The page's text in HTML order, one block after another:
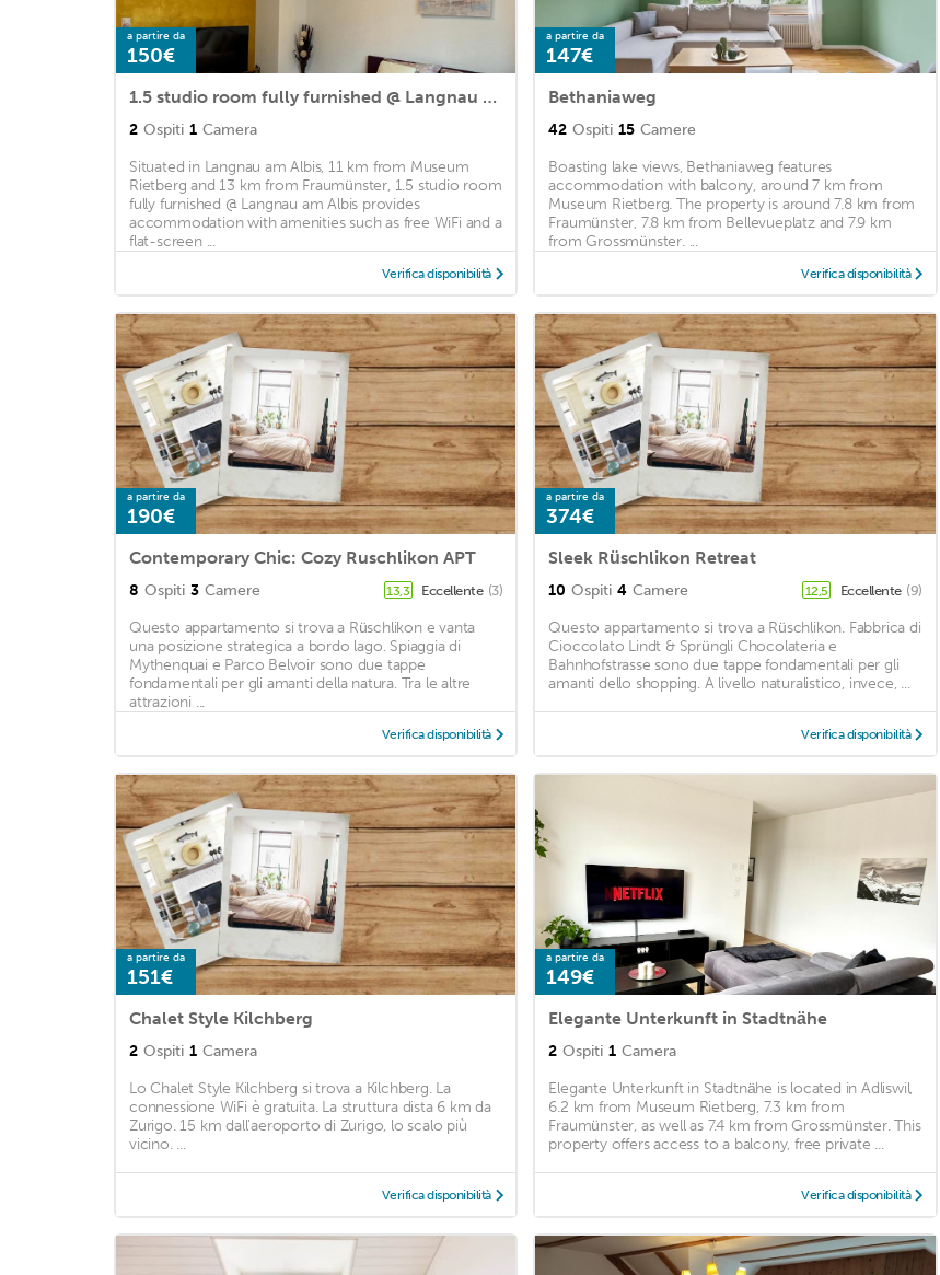
a partire da
150€
1.5 studio room fully furnished @ Langnau am Albis
2 Ospiti 1 Camera
Situated in Langnau am Albis, 11 km from Museum
Rietberg and 13 km from Fraumünster, 1.5 studio room
fully furnished @ Langnau am Albis provides
accommodation with amenities such as free WiFi and a
flat-screen ...
Verifica disponibilità
a partire da
147€
Bethaniaweg
42 Ospiti 15 Camere
Boasting lake views, Bethaniaweg features
accommodation with balcony, around 7 km from
Museum Rietberg. The property is around 7.8 km from
Fraumünster, 7.8 km from Bellevueplatz and 7.9 km
from Grossmünster. ...
Verifica disponibilità
a partire da
190€
Contemporary Chic: Cozy Ruschlikon APT
8 Ospiti 3 Camere 13,3 Eccellente (3)
Questo appartamento si trova a Rüschlikon e vanta
una posizione strategica a bordo lago. Spiaggia di
Mythenquai e Parco Belvoir sono due tappe
fondamentali per gli amanti della natura. Tra le altre
attrazioni ...
Verifica disponibilità
a partire da
374€
Sleek Rüschlikon Retreat
10 Ospiti 4 Camere 12,5 Eccellente (9)
Questo appartamento si trova a Rüschlikon. Fabbrica di
Cioccolato Lindt & Sprüngli Chocolateria e
Bahnhofstrasse sono due tappe fondamentali per gli
amanti dello shopping. A livello naturalistico, invece, ...
Verifica disponibilità
a partire da
151€
Chalet Style Kilchberg
2 Ospiti 1 Camera
Lo Chalet Style Kilchberg si trova a Kilchberg. La
connessione WiFi è gratuita. La struttura dista 6 km da
Zurigo. 15 km dall'aeroporto di Zurigo, lo scalo più
vicino. ...
Verifica disponibilità
a partire da
149€
Elegante Unterkunft in Stadtnähe
2 Ospiti 1 Camera
Elegante Unterkunft in Stadtnähe is located in Adliswil,
6.2 km from Museum Rietberg, 7.3 km from
Fraumünster, as well as 7.4 km from Grossmünster. This
property offers access to a balcony, free private ...
Verifica disponibilità